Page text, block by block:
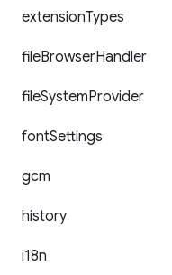
extensionTypes
fileBrowserHandler
fileSystemProvider
fontSettings
gcm
history
i18n